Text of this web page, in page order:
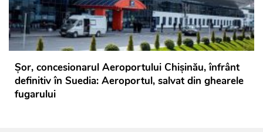
Șor, concesionarul Aeroportului Chișinău, înfrânt
definitiv în Suedia: Aeroportul, salvat din ghearele
fugarului